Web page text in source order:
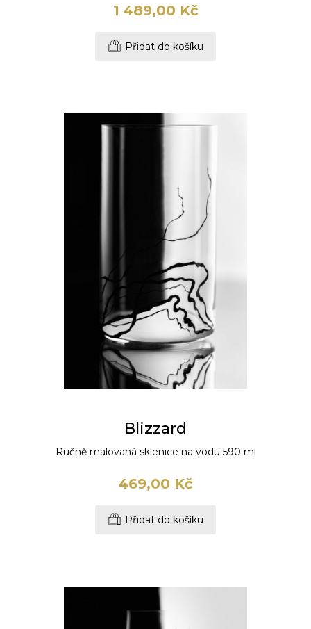
1 489,00 Kč
Přidat do košíku
Blizzard
Ručně malovaná sklenice na vodu 590 ml
469,00 Kč
Přidat do košíku